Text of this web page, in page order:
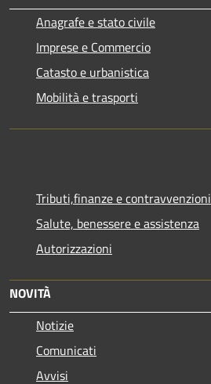
Anagrafe e stato civile
Imprese e Commercio
Catasto e urbanistica
Mobilità e trasporti
Tributi,finanze e contravvenzioni
Salute, benessere e assistenza
Autorizzazioni
NOVITÀ
Notizie
Comunicati
Avvisi